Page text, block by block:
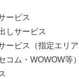
ービス
しサービス
ービス（指定エリ
コム・WOWOW等